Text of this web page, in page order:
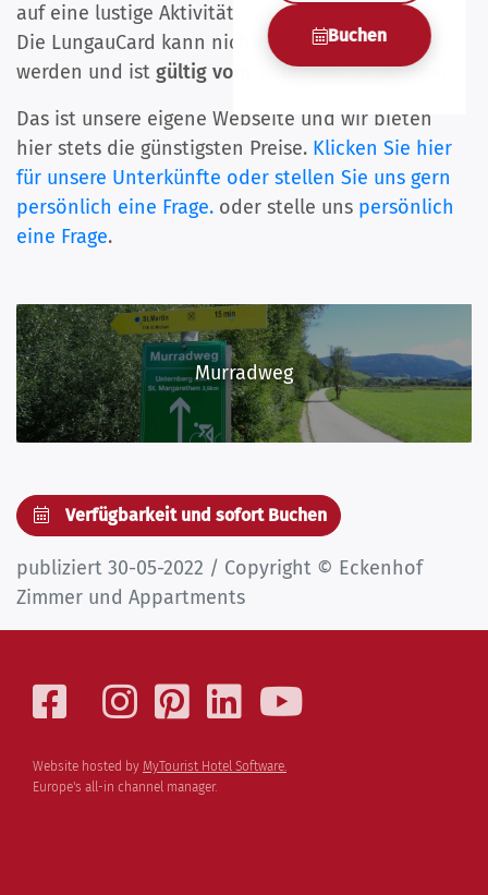
Buchen
auf eine lustige Aktivität.
Die LungauCard kann nicht separat gekauft
werden und ist gültig vom 1. Juni bis 31. Oktober.
Das ist unsere eigene Webseite und wir bieten
hier stets die günstigsten Preise. Klicken Sie hier
für unsere Unterkünfte oder stellen Sie uns gern
persönlich eine Frage. oder stelle uns persönlich
eine Frage.
Murradweg
Verfügbarkeit und sofort Buchen
publiziert 30-05-2022 / Copyright © Eckenhof
Zimmer und Appartments
Website hosted by MyTourist Hotel Software.
Europe's all-in channel manager.